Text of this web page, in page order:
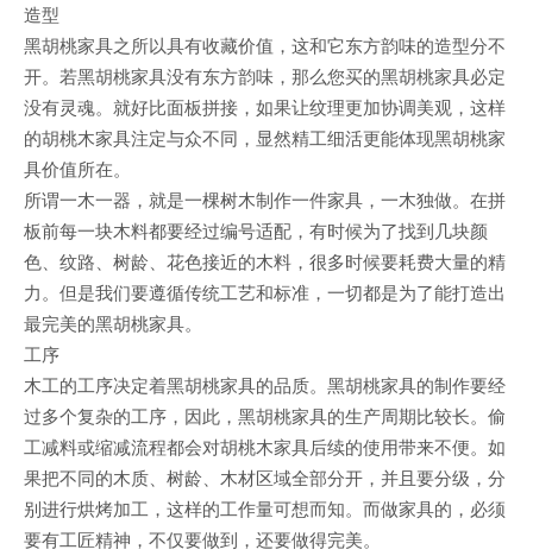
造型
黑胡桃家具之所以具有收藏价值，这和它东方韵味的造型分不
开。若黑胡桃家具没有东方韵味，那么您买的黑胡桃家具必定
没有灵魂。就好比面板拼接，如果让纹理更加协调美观，这样
的胡桃木家具注定与众不同，显然精工细活更能体现黑胡桃家
具价值所在。
所谓一木一器，就是一棵树木制作一件家具，一木独做。在拼
板前每一块木料都要经过编号适配，有时候为了找到几块颜
色、纹路、树龄、花色接近的木料，很多时候要耗费大量的精
力。但是我们要遵循传统工艺和标准，一切都是为了能打造出
最完美的黑胡桃家具。
工序
木工的工序决定着黑胡桃家具的品质。黑胡桃家具的制作要经
过多个复杂的工序，因此，黑胡桃家具的生产周期比较长。偷
工减料或缩减流程都会对胡桃木家具后续的使用带来不便。如
果把不同的木质、树龄、木材区域全部分开，并且要分级，分
别进行烘烤加工，这样的工作量可想而知。而做家具的，必须
要有工匠精神，不仅要做到，还要做得完美。